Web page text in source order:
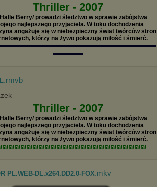
Thriller - 2007
Berry/ prowadzi śledztwo w sprawie zabójstwa
najlepszego przyjaciela. W toku dochodzenia
angażuje się w niebezpieczny świat twórców stron
którzy na żywo pokazują miłość i śmierć.
══════
.rmvb
Thriller - 2007
Berry/ prowadzi śledztwo w sprawie zabójstwa
najlepszego przyjaciela. W toku dochodzenia
angażuje się w niebezpieczny świat twórców stron
którzy na żywo pokazują miłość i śmierć.
PL.WEB-DL.x264.DD2.0-FOX.mkv